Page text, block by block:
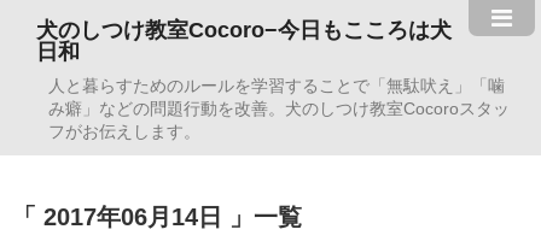
犬のしつけ教室Cocoro−今日もこころは犬
日和
人と暮らすためのルールを学習することで「無駄吠え」「噛
み癖」などの問題行動を改善。犬のしつけ教室Cocoroスタッ
フがお伝えします。
2017年06月14日 一覧